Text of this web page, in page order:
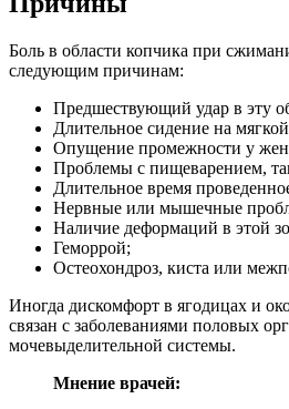
Боль в области копчика при
следующим причинам:
Предшествующий удар в эту
Длительное сидение на
Опущение промежности у
Проблемы с пищеварением,
Длительное время
Нервные или мышечные
Наличие деформаций в этой
Геморрой;
Остеохондроз, киста или
Иногда дискомфорт в ягодицах и
связан с заболеваниями половых
мочевыделительной системы.
Мнение врачей: